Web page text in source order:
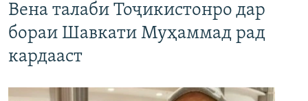
Вена талаби Тоҷикистонро дар
бораи Шавкати Муҳаммад рад
кардааст